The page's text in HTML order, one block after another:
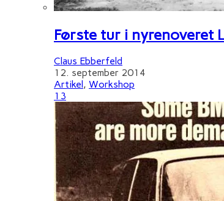
Første tur i nyrenoveret
Claus Ebberfeld
12. september 2014
Artikel , Workshop
13